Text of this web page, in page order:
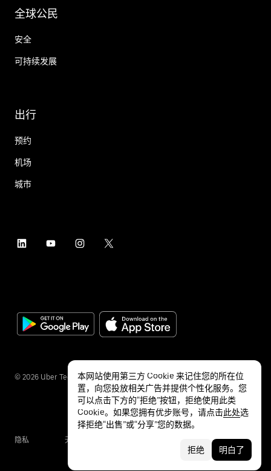
全球公民
安全
可持续发展
出行
预约
机场
城市
© 2026 Uber Technologies Inc.
隐私 无障碍服务
本网站使用第三方 Cookie 来记住您的所在位
置，向您投放相关广告并提供个性化服务。您
可以点击下方的“拒绝”按钮，拒绝使用此类
Cookie。如果您拥有优步账号，请点击此处选
择拒绝“出售”或“分享”您的数据。
拒绝 明白了